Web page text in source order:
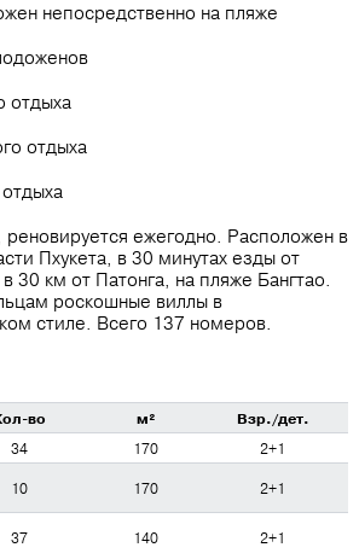
непосредственно на пляже
отдыха
отдыха
реновируется ежегодно. Расположен в
Пхукета, в 30 минутах езды от
30 км от Патонга, на пляже Бангтао.
роскошные виллы в
стиле. Всего 137 номеров.
во м²
Взр./дет.
34 170
2+1
10 170 2+1
37 140 2+1